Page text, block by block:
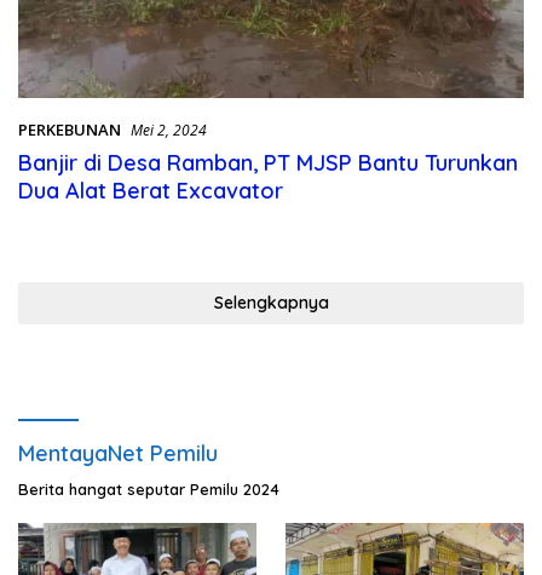
PERKEBUNAN Mei 2, 2024
Banjir di Desa Ramban, PT MJSP Bantu Turunkan
Dua Alat Berat Excavator
Selengkapnya
MentayaNet Pemilu
Berita hangat seputar Pemilu 2024